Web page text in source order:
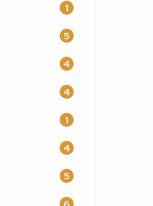
1
5
4
4
1
4
5